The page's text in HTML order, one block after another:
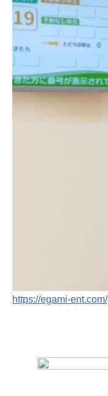
https://egami-ent.com/